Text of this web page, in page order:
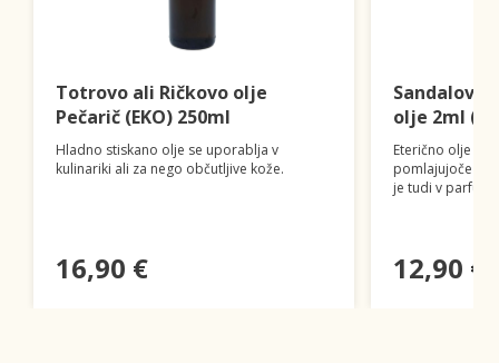
Totrovo ali Ričkovo olje
Pečarič (EKO) 250ml
Hladno stiskano olje se uporablja v
kulinariki ali za nego občutljive kože.
16,90 €
olje 2ml
Eterično olje
pomlajujoče in
je tudi v
12,90 €